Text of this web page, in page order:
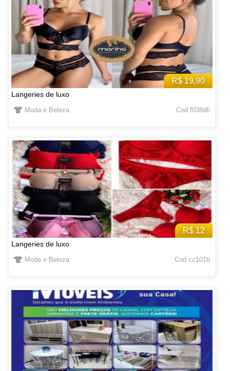
R$ 19,90
Langeries de luxo
Moda e Beleza Cod f038d6
R$ 12
Langeries de luxo
Moda e Beleza Cod cc101b